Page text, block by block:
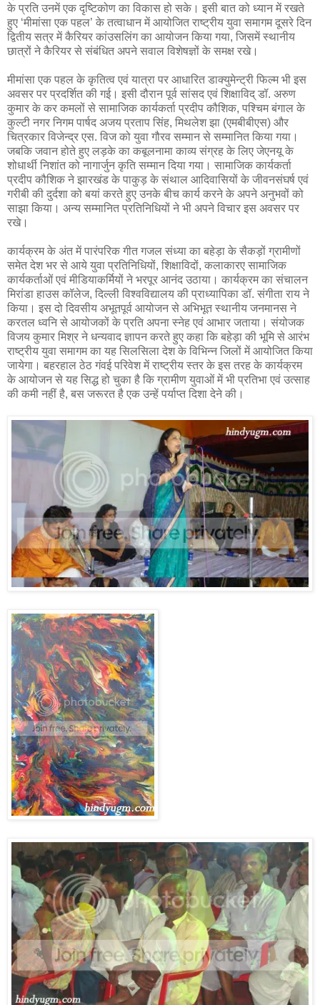
के प्रति उनमें एक दृष्टिकोण का विकास हो सके। इसी बात को ध्यान में रखते
हुए ‘मीमांसा एक पहल’ के तत्वाधान में आयोजित राष्ट्रीय युवा समागम दूसरे दिन
द्वितीय सत्र में कैरियर कांउसलिंग का आयोजन किया गया, जिसमें स्थानीय
छात्रों ने कैरियर से संबंधित अपने सवाल विशेषज्ञों के समक्ष रखे।
मीमांसा एक पहल के कृतित्व एवं यात्रा पर आधारित डाक्युमेन्ट्री फिल्म भी इस
अवसर पर प्रदर्शित की गई। इसी दौरान पूर्व सांसद एवं शिक्षाविद् डॉ. अरुण
कुमार के कर कमलों से सामाजिक कार्यकर्ता प्रदीप कौशिक, पश्चिम बंगाल के
कुल्टी नगर निगम पार्षद अजय प्रताप सिंह, मिथलेश झा (एमबीबीएस) और
चित्रकार विजेन्द्र एस. विज को युवा गौरव सम्मान से सम्मानित किया गया।
जबकि जवान होते हुए लड़के का कबूलनामा काव्य संग्रह के लिए जेएनयू के
शोधार्थी निशांत को नागार्जुन कृति सम्मान दिया गया। सामाजिक कार्यकर्ता
प्रदीप कौशिक ने झारखंड के पाकुड़ के संथाल आदिवासियों के जीवनसंघर्ष एवं
गरीबी की दुर्दशा को बयां करते हुए उनके बीच कार्य करने के अपने अनुभवों को
साझा किया। अन्य सम्मानित प्रतिनिधियों ने भी अपने विचार इस अवसर पर
रखे।
कार्यक्रम के अंत में पारंपरिक गीत गजल संध्या का बहेड़ा के सैकड़ों ग्रामीणों
समेत देश भर से आये युवा प्रतिनिधियों, शिक्षाविदों, कलाकारए सामाजिक
कार्यकर्ताओं एवं मीडियाकर्मियों ने भरपूर आनंद उठाया। कार्यक्रम का संचालन
मिरांडा हाउस कॉलेज, दिल्ली विश्वविद्यालय की प्राध्यापिका डॉ. संगीता राय ने
किया। इस दो दिवसीय अभूतपूर्व आयोजन से अभिभूत स्थानीय जनमानस ने
करतल ध्वनि से आयोजकों के प्रति अपना स्नेह एवं आभार जताया। संयोजक
विजय कुमार मिश्र ने धन्यवाद ज्ञापन करते हुए कहा कि बहेड़ा की भूमि से आरंभ
राष्ट्रीय युवा समागम का यह सिलसिला देश के विभिन्न जिलों में आयोजित किया
जायेगा। बहरहाल ठेठ गंवई परिवेश में राष्ट्रीय स्तर के इस तरह के कार्यक्रम
के आयोजन से यह सिद्ध हो चुका है कि ग्रामीण युवाओं में भी प्रतिभा एवं उत्साह
की कमी नहीं है, बस जरूरत है एक उन्हें पर्याप्त दिशा देने की।